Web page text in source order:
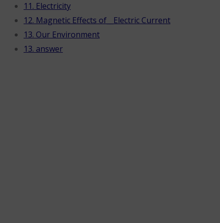
11. Electricity
12. Magnetic Effects of__Electric Current
13. Our Environment
13. answer